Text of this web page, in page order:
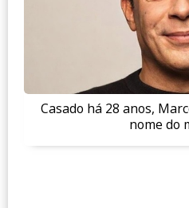
Casado há 28 anos,
nome do